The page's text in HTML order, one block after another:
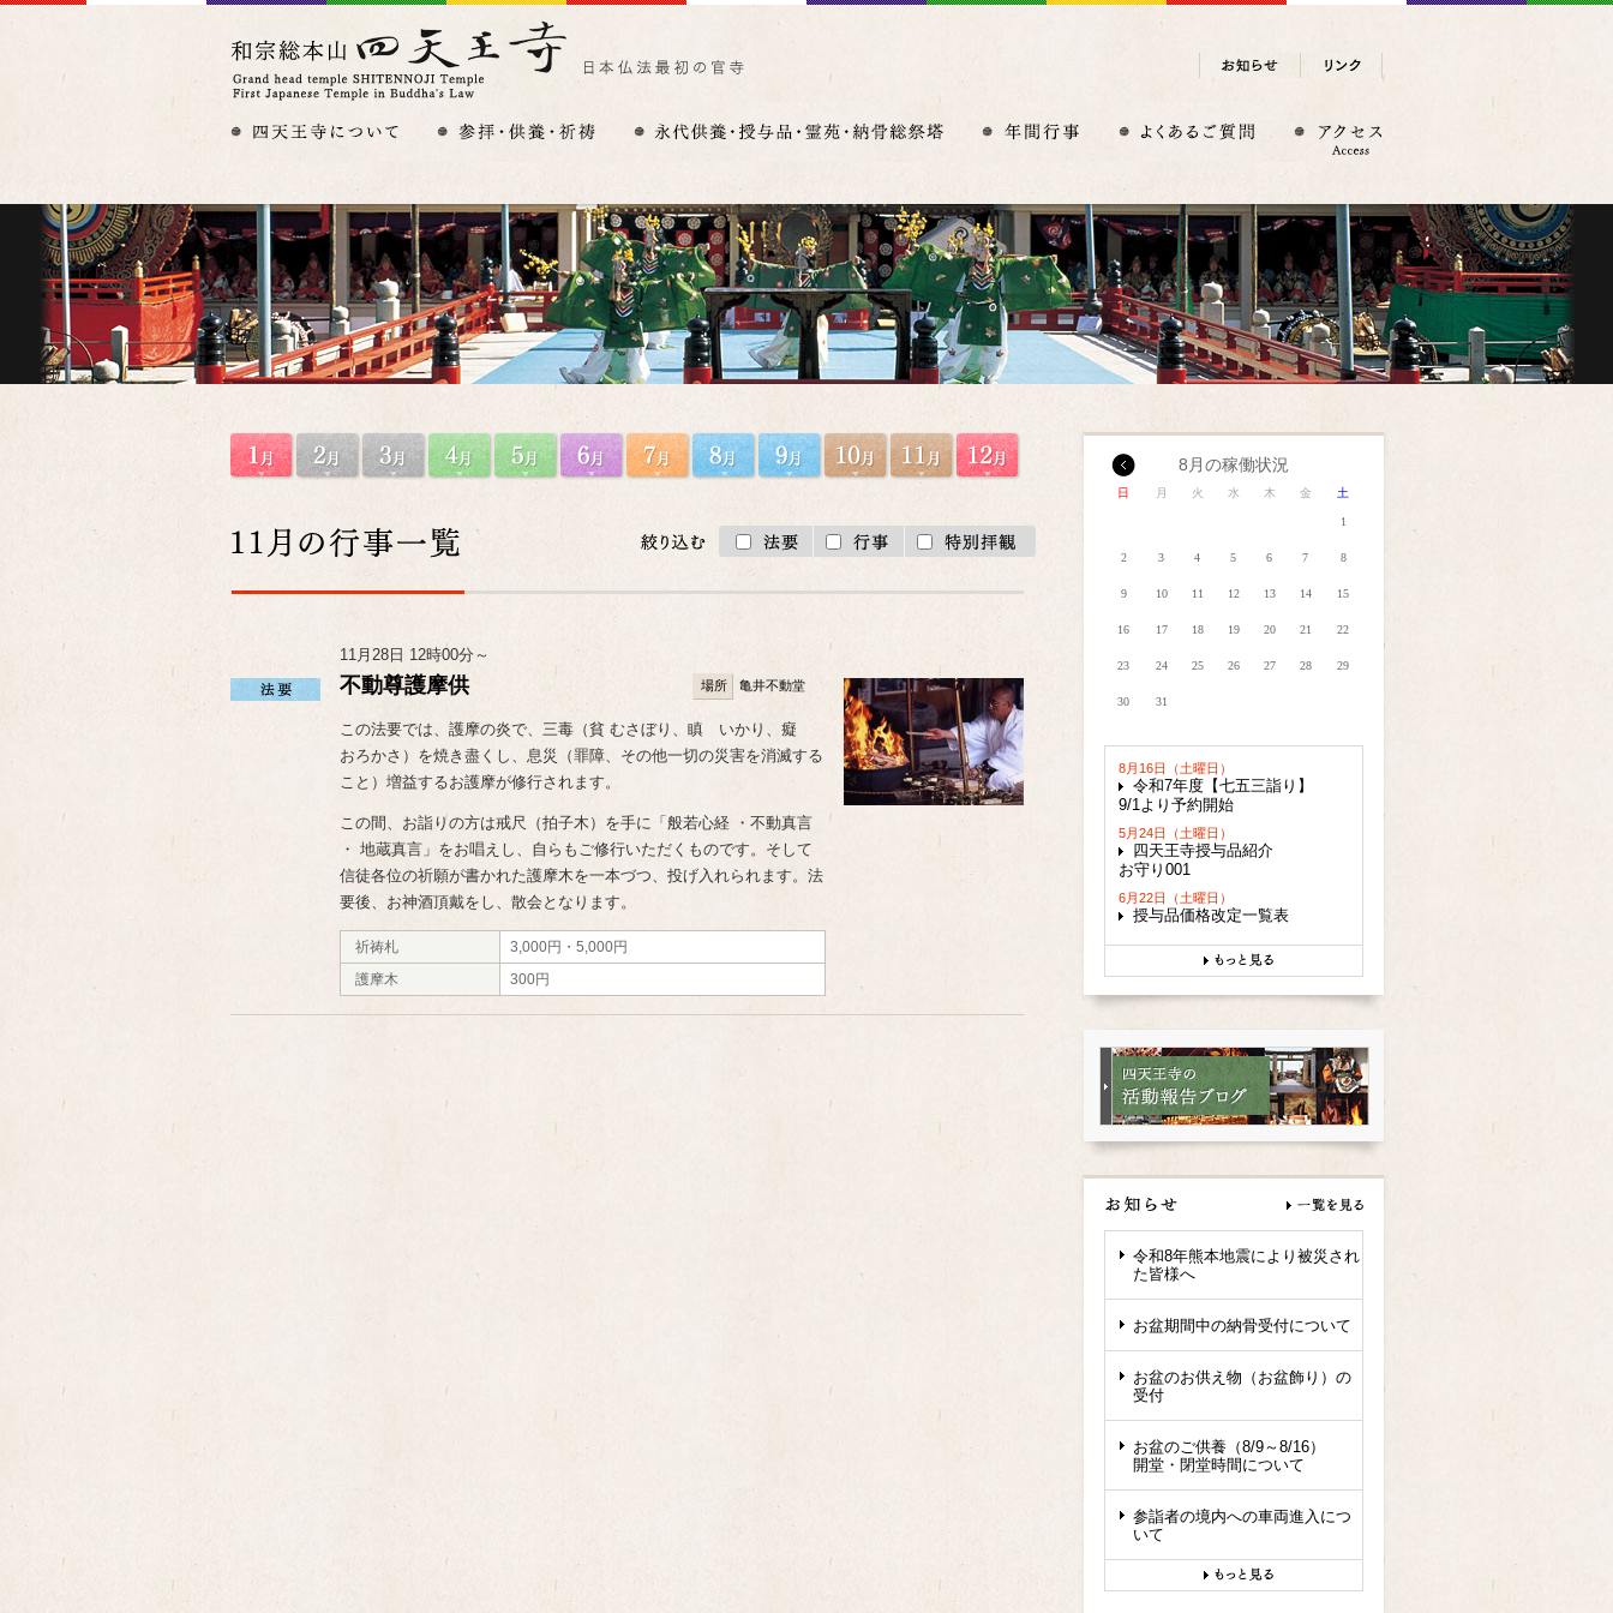
11月28日 12時00分～
不動尊護摩供 場所 亀井不動堂
この法要では、護摩の炎で、三毒（貧 むさぼり、瞋 いかり、癡
おろかさ）を焼き盡くし、息災（罪障、その他一切の災害を消滅する
こと）増益するお護摩が修行されます。
この間、お詣りの方は戒尺（拍子木）を手に「般若心経 ・不動真言
・ 地蔵真言」をお唱えし、自らもご修行いただくものです。そして
信徒各位の祈願が書かれた護摩木を一本づつ、投げ入れられます。法
要後、お神酒頂戴をし、散会となります。
祈祷札
3,000円・5,000円
護摩木
300円
8月の稼働状況
日 月 火 水 木 金 土
1
2 3 4 5 6 7 8
9 10 11 12 13 14 15
16 17 18 19 20 21 22
23 24 25 26 27 28 29
30 31
8月16日（土曜日）
令和7年度【七五三詣り】
9/1より予約開始
5月24日（土曜日）
四天王寺授与品紹介
お守り001
6月22日（土曜日）
授与品価格改定一覧表
令和8年熊本地震により被災され
た皆様へ
お盆期間中の納骨受付について
お盆のお供え物（お盆飾り）の
受付
お盆のご供養（8/9～8/16）
開堂・閉堂時間について
参詣者の境内への車両進入につ
いて